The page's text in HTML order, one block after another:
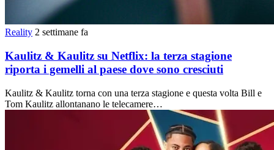
Reality 2 settimane fa
Kaulitz & Kaulitz su Netflix: la terza stagione
riporta i gemelli al paese dove sono cresciuti
Kaulitz & Kaulitz torna con una terza stagione e questa volta Bill e
Tom Kaulitz allontanano le telecamere…